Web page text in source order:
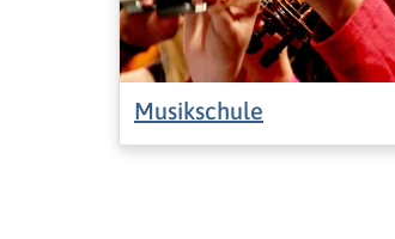
Musikschule